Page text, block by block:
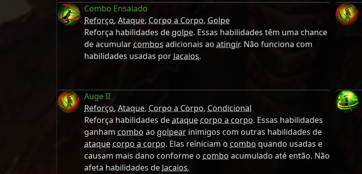
Combo Ensaiado
Reforço, Ataque, Corpo a Corpo, Golpe
Reforça habilidades degolpe. Essas habilidades têm uma chance
de acumularcombos adicionais ao atingir. Não funciona com
habilidades usadas porlacaios.
Auge II
Reforço, Ataque, Corpo a Corpo, Condicional
Reforça habilidades deataquecorpo a corpo. Essas habilidades
ganham combo ao golpear inimigos com outras habilidades de
ataquecorpo a corpo. Elas reiniciam o combo quando usadas e
causam mais dano conforme o combo acumulado até então. Não
afeta habilidades delacaios.